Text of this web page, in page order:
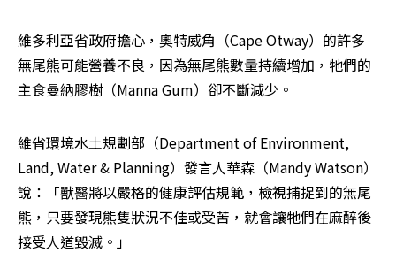
維多利亞省政府擔心，奧特威角（Cape Otway）的許多
無尾熊可能營養不良，因為無尾熊數量持續增加，牠們的
主食曼納膠樹（Manna Gum）卻不斷減少。
維省環境水土規劃部（Department of Environment,
Land, Water & Planning）發言人華森（Mandy Watson）
說：「獸醫將以嚴格的健康評估規範，檢視捕捉到的無尾
熊，只要發現熊隻狀況不佳或受苦，就會讓牠們在麻醉後
接受人道毀滅。」